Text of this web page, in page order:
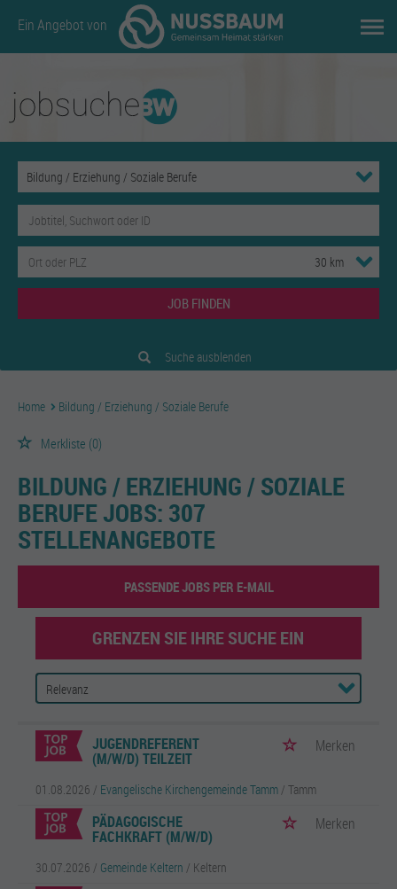
Ein Angebot von
JOB FINDEN
Suche ausblenden
Home Bildung / Erziehung / Soziale Berufe
Merkliste (0)
BILDUNG / ERZIEHUNG / SOZIALE
BERUFE JOBS: 307
STELLENANGEBOTE
PASSENDE JOBS PER E-MAIL
GRENZEN SIE IHRE SUCHE EIN
JUGENDREFERENT
(M/W/D) TEILZEIT
Merken
01.08.2026 / Evangelische Kirchengemeinde Tamm / Tamm
PÄDAGOGISCHE
FACHKRAFT (M/W/D)
Merken
30.07.2026 / Gemeinde Keltern / Keltern